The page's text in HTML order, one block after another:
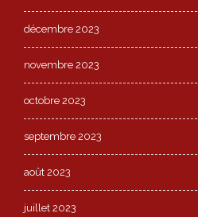
décembre 2023
novembre 2023
octobre 2023
septembre 2023
août 2023
juillet 2023